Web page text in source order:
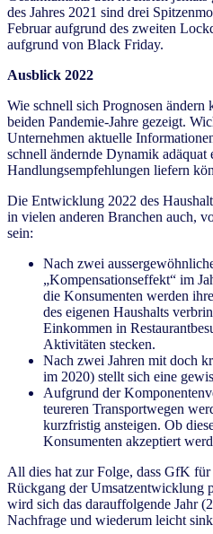
des Jahres 2021 sind drei
Februar aufgrund des zweiten
aufgrund von Black Friday.
Ausblick 2022
Wie schnell sich Prognosen ändern
beiden Pandemie-Jahre gezeigt.
Unternehmen aktuelle
schnell ändernde Dynamik adäquat
Handlungsempfehlungen liefern
Die Entwicklung 2022 des
in vielen anderen Branchen auch,
sein:
Nach zwei
„Kompensationseffekt“ im
die Konsumenten werden
des eigenen Haushalts
Einkommen in
Aktivitäten stecken.
Nach zwei Jahren mit doch
im 2020) stellt sich eine
Aufgrund der
teureren Transportwegen
kurzfristig ansteigen. Ob
Konsumenten akzeptiert
All dies hat zur Folge, dass GfK für
Rückgang der Umsatzentwicklung
wird sich das darauffolgende Jahr
Nachfrage und wiederum leicht